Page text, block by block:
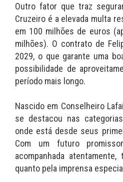
Outro fator que traz
Cruzeiro é a elevada multa
em 100 milhões de euros
milhões). O contrato de
2029, o que garante uma
possibilidade de
período mais longo.
Nascido em Conselheiro
se destacou nas
onde está desde seus
Com um futuro
acompanhada
quanto pela imprensa